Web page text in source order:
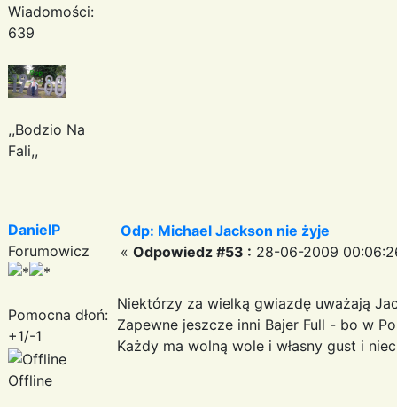
Wiadomości:
639
,,Bodzio Na
Fali,,
DanielP
Forumowicz
Pomocna dłoń:
+1/-1
Offline
Odp: Michael Jackson nie żyje
« Odpowiedz #53 : 28-06-2009
Niektórzy za wielką gwiazdę uważają
Zapewne jeszcze inni Bajer Full - bo w
Każdy ma wolną wole i własny gust i